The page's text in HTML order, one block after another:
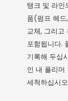
탱크 및 라인
품(펌프 헤
교체, 그리고
포함됩니다.
기록해 두십
인 내 폴리머
세척하십시